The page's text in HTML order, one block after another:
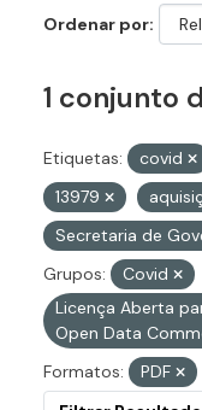
Ordenar por
1 conjunto
Etiquetas: covid
13979
Secretaria de
Grupos:
Covid
Licença Aberta
Open Data
Formatos:
PDF